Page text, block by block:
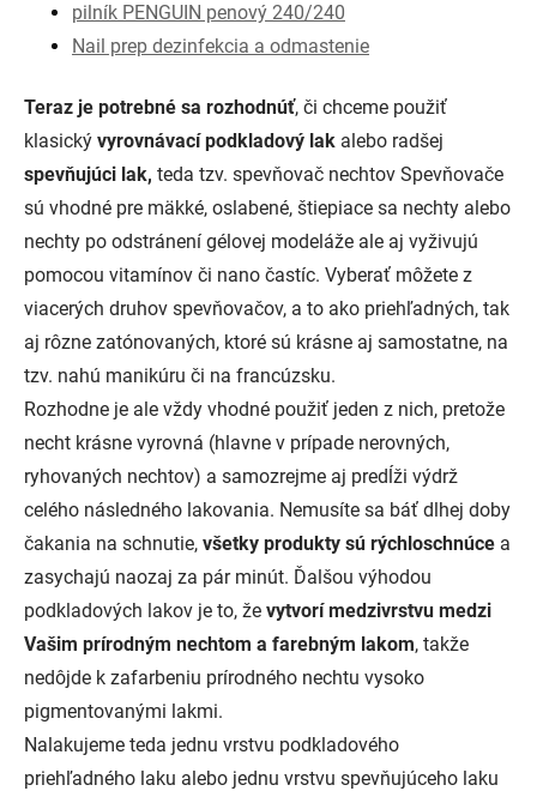
pilník PENGUIN penový 240/240
Nail prep dezinfekcia a odmastenie
Teraz je potrebné sa rozhodnúť, či chceme použiť
klasický vyrovnávací podkladový lak alebo radšej
spevňujúci lak, teda tzv. spevňovač nechtov Spevňovače
sú vhodné pre mäkké, oslabené, štiepiace sa nechty alebo
nechty po odstránení gélovej modeláže ale aj vyživujú
pomocou vitamínov či nano častíc. Vyberať môžete z
viacerých druhov spevňovačov, a to ako priehľadných, tak
aj rôzne zatónovaných, ktoré sú krásne aj samostatne, na
tzv. nahú manikúru či na francúzsku.
Rozhodne je ale vždy vhodné použiť jeden z nich, pretože
necht krásne vyrovná (hlavne v prípade nerovných,
ryhovaných nechtov) a samozrejme aj predĺži výdrž
celého následného lakovania. Nemusíte sa báť dlhej doby
čakania na schnutie, všetky produkty sú rýchloschnúce a
zasychajú naozaj za pár minút. Ďalšou výhodou
podkladových lakov je to, že vytvorí medzivrstvu medzi
Vašim prírodným nechtom a farebným lakom, takže
nedôjde k zafarbeniu prírodného nechtu vysoko
pigmentovanými lakmi.
Nalakujeme teda jednu vrstvu podkladového
priehľadného laku alebo jednu vrstvu spevňujúceho laku